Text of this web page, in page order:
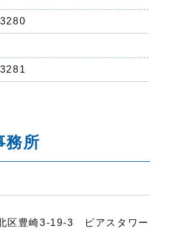
務所
区豊崎3-19-3 ピアスタワー